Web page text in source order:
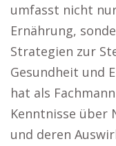
umfasst nicht
Ernährung,
Strategien zur
Gesundheit und
hat als
Kenntnisse über
und deren